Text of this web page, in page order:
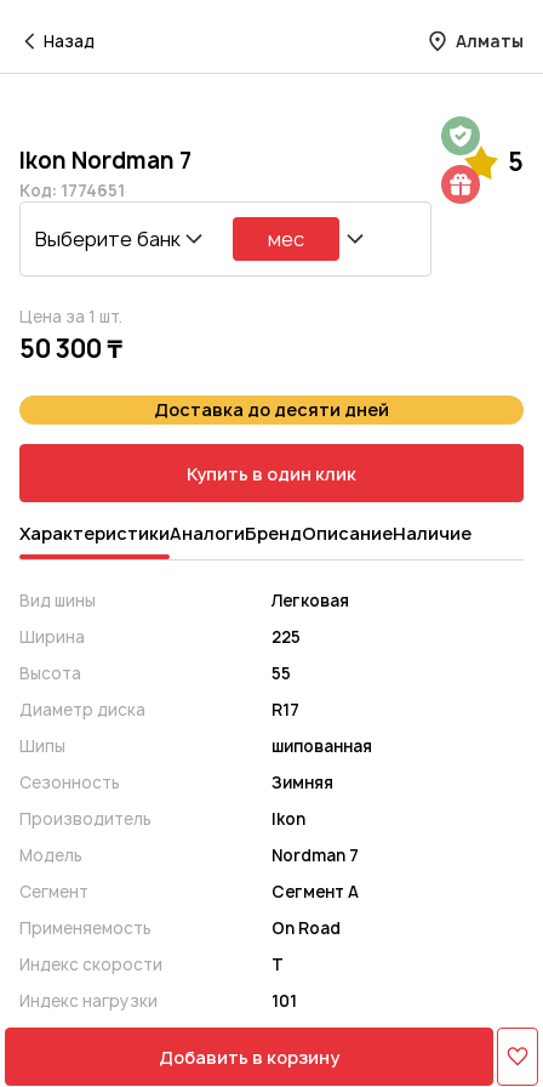
Назад Алматы
Ikon Nordman 7 5
Код: 1774651
Выберите банк мес
Цена за 1 шт.
50 300 ₸
Доставка до десяти дней
Купить в один клик
ХарактеристикиАналогиБрендОписаниеНаличие
Вид шины
Легковая
Ширина
225
Высота
55
Диаметр диска
R17
Шипы
шипованная
Сезонность
Зимняя
Производитель
Ikon
Модель
Nordman 7
Сегмент
Сегмент A
Применяемость
On Road
Индекс скорости
T
Индекс нагрузки
101
Добавить в корзину